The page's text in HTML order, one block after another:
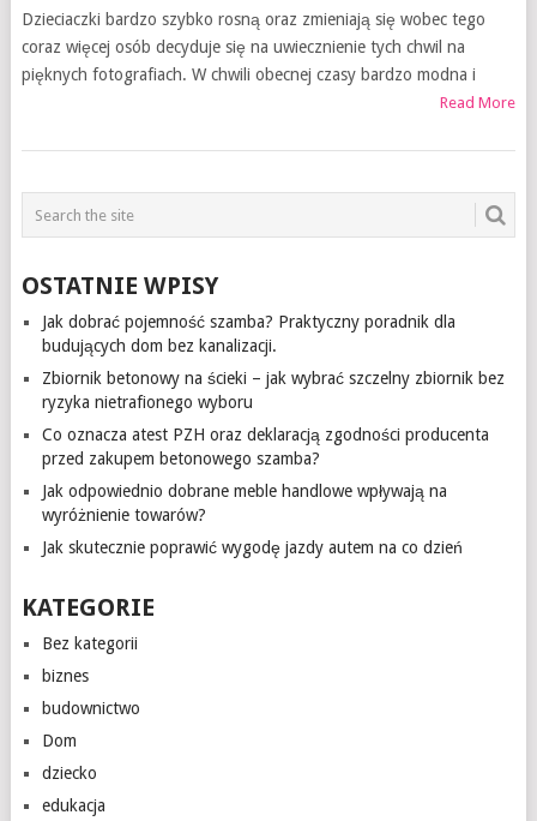
Dzieciaczki bardzo szybko rosną oraz zmieniają się wobec tego
coraz więcej osób decyduje się na uwiecznienie tych chwil na
pięknych fotografiach. W chwili obecnej czasy bardzo modna i
Read More
OSTATNIE WPISY
Jak dobrać pojemność szamba? Praktyczny poradnik dla
budujących dom bez kanalizacji.
Zbiornik betonowy na ścieki – jak wybrać szczelny zbiornik bez
ryzyka nietrafionego wyboru
Co oznacza atest PZH oraz deklaracją zgodności producenta
przed zakupem betonowego szamba?
Jak odpowiednio dobrane meble handlowe wpływają na
wyróżnienie towarów?
Jak skutecznie poprawić wygodę jazdy autem na co dzień
KATEGORIE
Bez kategorii
biznes
budownictwo
Dom
dziecko
edukacja